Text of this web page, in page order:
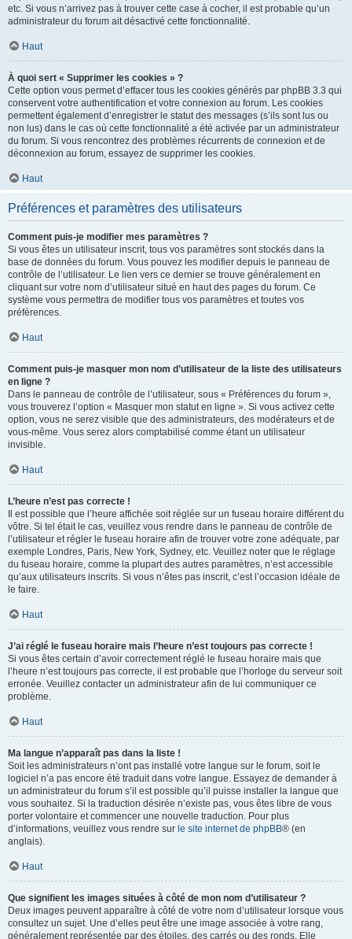
etc. Si vous n’arrivez pas à trouver cette case à cocher, il est probable qu’un
administrateur du forum ait désactivé cette fonctionnalité.
Haut
À quoi sert « Supprimer les cookies » ?
Cette option vous permet d’effacer tous les cookies générés par phpBB 3.3 qui
conservent votre authentification et votre connexion au forum. Les cookies
permettent également d’enregistrer le statut des messages (s’ils sont lus ou
non lus) dans le cas où cette fonctionnalité a été activée par un administrateur
du forum. Si vous rencontrez des problèmes récurrents de connexion et de
déconnexion au forum, essayez de supprimer les cookies.
Haut
Préférences et paramètres des utilisateurs
Comment puis-je modifier mes paramètres ?
Si vous êtes un utilisateur inscrit, tous vos paramètres sont stockés dans la
base de données du forum. Vous pouvez les modifier depuis le panneau de
contrôle de l’utilisateur. Le lien vers ce dernier se trouve généralement en
cliquant sur votre nom d’utilisateur situé en haut des pages du forum. Ce
système vous permettra de modifier tous vos paramètres et toutes vos
préférences.
Haut
Comment puis-je masquer mon nom d’utilisateur de la liste des utilisateurs
en ligne ?
Dans le panneau de contrôle de l’utilisateur, sous « Préférences du forum »,
vous trouverez l’option « Masquer mon statut en ligne ». Si vous activez cette
option, vous ne serez visible que des administrateurs, des modérateurs et de
vous-même. Vous serez alors comptabilisé comme étant un utilisateur
invisible.
Haut
L’heure n’est pas correcte !
Il est possible que l’heure affichée soit réglée sur un fuseau horaire différent du
vôtre. Si tel était le cas, veuillez vous rendre dans le panneau de contrôle de
l’utilisateur et régler le fuseau horaire afin de trouver votre zone adéquate, par
exemple Londres, Paris, New York, Sydney, etc. Veuillez noter que le réglage
du fuseau horaire, comme la plupart des autres paramètres, n’est accessible
qu’aux utilisateurs inscrits. Si vous n’êtes pas inscrit, c’est l’occasion idéale de
le faire.
Haut
J’ai réglé le fuseau horaire mais l’heure n’est toujours pas correcte !
Si vous êtes certain d’avoir correctement réglé le fuseau horaire mais que
l’heure n’est toujours pas correcte, il est probable que l’horloge du serveur soit
erronée. Veuillez contacter un administrateur afin de lui communiquer ce
problème.
Haut
Ma langue n’apparaît pas dans la liste !
Soit les administrateurs n’ont pas installé votre langue sur le forum, soit le
logiciel n’a pas encore été traduit dans votre langue. Essayez de demander à
un administrateur du forum s’il est possible qu’il puisse installer la langue que
vous souhaitez. Si la traduction désirée n’existe pas, vous êtes libre de vous
porter volontaire et commencer une nouvelle traduction. Pour plus
d’informations, veuillez vous rendre sur le site internet de phpBB® (en
anglais).
Haut
Que signifient les images situées à côté de mon nom d’utilisateur ?
Deux images peuvent apparaître à côté de votre nom d’utilisateur lorsque vous
consultez un sujet. Une d’elles peut être une image associée à votre rang,
généralement représentée par des étoiles, des carrés ou des ronds. Elle